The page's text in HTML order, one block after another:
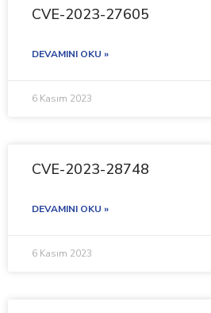
CVE-2023-27605
DEVAMINI OKU »
6 Kasım 2023
CVE-2023-28748
DEVAMINI OKU »
6 Kasım 2023